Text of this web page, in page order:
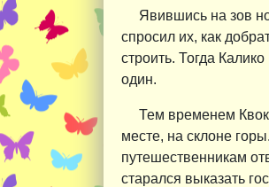
Явившись на зов
спросил их, как
строить. Тогда
один.
Тем временем
месте, на склоне
путешественникам
старался выказать